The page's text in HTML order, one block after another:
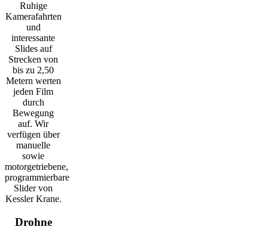
Ruhige
Kamerafahrten
und
interessante
Slides auf
Strecken von
bis zu 2,50
Metern werten
jeden Film
durch
Bewegung
auf. Wir
verfügen über
manuelle
sowie
motorgetriebene,
programmierbare
Slider von
Kessler Krane.
Drohne